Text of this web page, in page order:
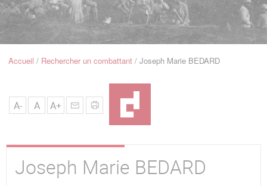
Navigation
FilAccueil Rechercher un combattant Joseph Marie BEDARD
A- A A+
Joseph Marie BEDARD